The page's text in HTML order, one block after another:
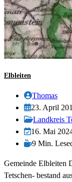
Elbleiten
Beitrags-
Autor:
Thomas
Beitrag
veröffentlicht:
23. April
Beitrags-
Kategorie:
Landkreis
Beitrag
zuletzt
am:
16. Mai
Lesedauer:
9 Min.
Gemeinde Elbleiten
Tetschen- bestand